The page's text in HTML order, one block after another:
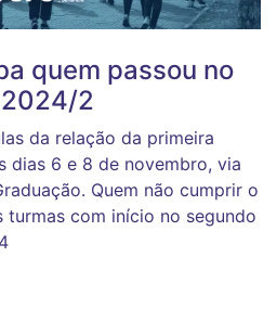
quem passou no
2
da relação da primeira
dias 6 e 8 de novembro, via
Quem não cumprir o
turmas com início no segundo